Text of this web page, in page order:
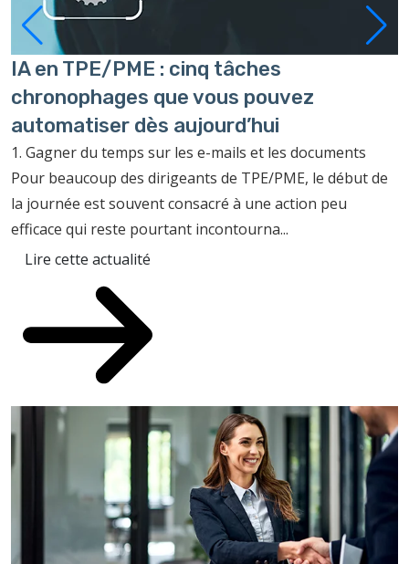
IA en TPE/PME : cinq tâches
chronophages que vous pouvez
automatiser dès aujourd’hui
1. Gagner du temps sur les e-mails et les documents
Pour beaucoup des dirigeants de TPE/PME, le début de
la journée est souvent consacré à une action peu
efficace qui reste pourtant incontourna...
Lire cette actualité